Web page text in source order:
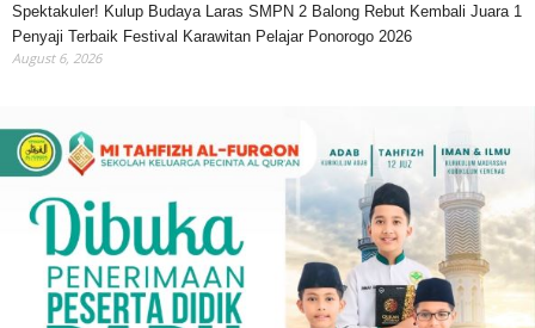
Spektakuler! Kulup Budaya Laras SMPN 2 Balong Rebut Kembali Juara 1
Penyaji Terbaik Festival Karawitan Pelajar Ponorogo 2026
August 6, 2026